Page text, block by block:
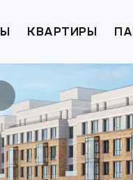
КВАРТИРЫ